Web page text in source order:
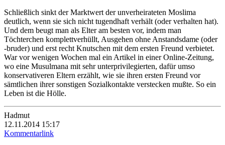
Schließlich sinkt der Marktwert der unverheirateten Moslima
deutlich, wenn sie sich nicht tugendhaft verhält (oder verhalten hat).
Und dem beugt man als Elter am besten vor, indem man
Töchterchen komplettverhüllt, Ausgehen ohne Anstandsdame (oder
-bruder) und erst recht Knutschen mit dem ersten Freund verbietet.
War vor wenigen Wochen mal ein Artikel in einer Online-Zeitung,
wo eine Musulmana mit sehr unterprivilegierten, dafür umso
konservativeren Eltern erzählt, wie sie ihren ersten Freund vor
sämtlichen ihrer sonstigen Sozialkontakte verstecken mußte. So ein
Leben ist die Hölle.
Hadmut
12.11.2014 15:17
Kommentarlink